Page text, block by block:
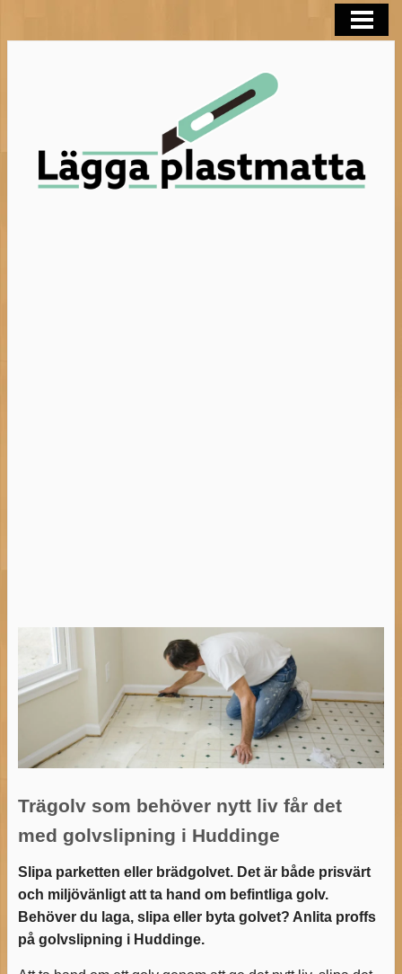
BLOGG
Trägolv som behöver nytt liv får det
med golvslipning i Huddinge
Slipa parketten eller brädgolvet. Det är både prisvärt
och miljövänligt att ta hand om befintliga golv.
Behöver du laga, slipa eller byta golvet? Anlita proffs
på golvslipning i Huddinge.